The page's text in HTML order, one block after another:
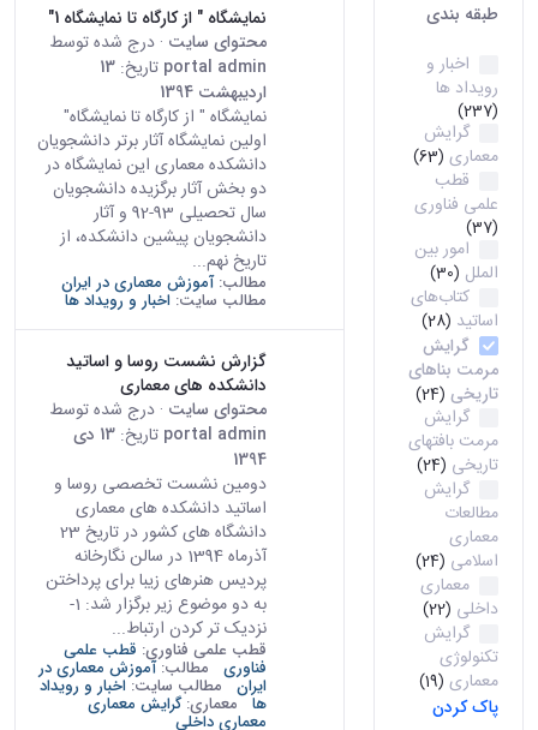
طبقه بندی
اخبار و
رویداد ها
(237)
گرایش
معماری (63)
قطب
علمی فناوری
(37)
امور بین
الملل (30)
کتاب‌های
اساتید (28)
گرایش
مرمت بناهای
تاریخی (24)
گرایش
مرمت بافتهای
تاریخی (24)
گرایش
مطالعات
معماری
اسلامی (24)
معماری
داخلی (22)
گرایش
تکنولوژی
معماری (19)
پاک کردن
نمایشگاه " از کارگاه تا نمایشگاه 1"
محتوای سایت · درج شده توسط
portal admin تاریخ:13
اردیبهشت 1394
نمایشگاه " از کارگاه تا نمایشگاه"
اولین نمایشگاه آثار برتر دانشجویان
دانشکده معماری این نمایشگاه در
دو بخش آثار برگزیده دانشجویان
سال تحصیلی 93-92 و آثار
دانشجویان پیشین دانشکده، از
تاریخ نهم...
مطالب:آموزش معماری در ایران
مطالب سایت: اخبار و رویداد ها
گزارش نشست روسا و اساتید
دانشکده های معماری
محتوای سایت · درج شده توسط
portal admin تاریخ:
13 دی
1394
دومین نشست تخصصی روسا و
اساتید دانشکده های معماری
دانشگاه های کشور در تاریخ 23
آذرماه 1394 در سالن نگارخانه
پردیس هنرهای زیبا برای پرداختن
به دو موضوع زیر برگزار شد: 1-
نزدیک تر کردن ارتباط...
قطب علمی فناوری: قطب علمی
فناوری مطالب:آموزش معماری در
ایران مطالب سایت: اخبار و رویداد
ها معماری:گرایش معماری
معماری داخلی